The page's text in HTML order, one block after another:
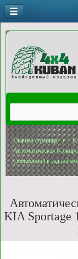
Главная страница
Автоматическая
(рестайлинг) в задний
KIA Sportage